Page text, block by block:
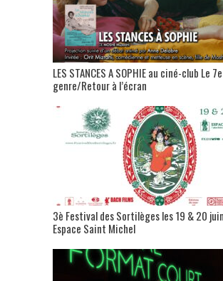
LES STANCES A SOPHIE au ciné-club Le 7e
genre/Retour à l’écran
3è Festival des Sortilèges les 19 & 20
Espace Saint Michel